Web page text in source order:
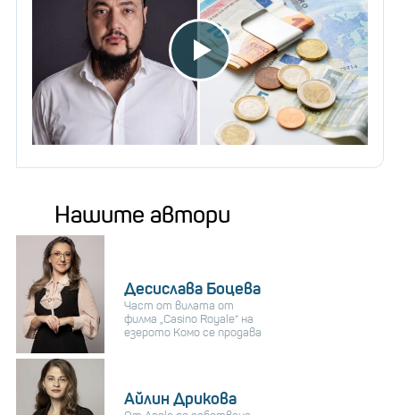
Нашите автори
Десислава Боцева
Част от вилата от
филма „Casino Royale“ на
езерото Комо се продава
Айлин Дрикова